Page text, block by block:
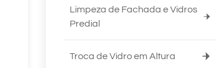
Limpeza de Fachada e Vidros
Predial
Troca de Vidro em Altura